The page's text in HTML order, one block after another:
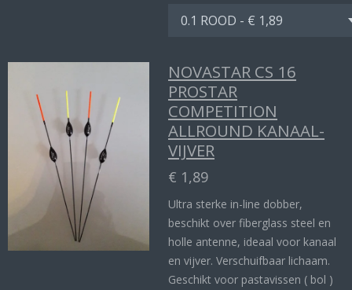
NOVASTAR CS 16
PROSTAR
COMPETITION
ALLROUND KANAAL-
VIJVER
€ 1,89
Ultra sterke in-line dobber,
beschikt over fiberglass steel en
holle antenne, ideaal voor kanaal
en vijver. Verschuifbaar lichaam.
Geschikt voor pastavissen ( bol )